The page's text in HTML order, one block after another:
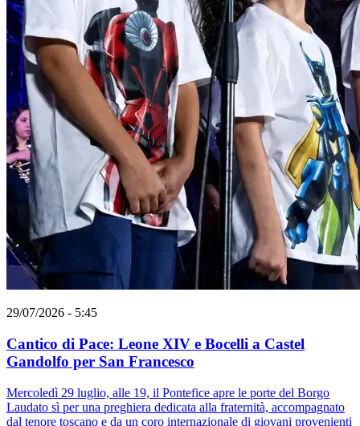
29/07/2026 - 5:45
Cantico di Pace: Leone XIV e Bocelli a Castel
Gandolfo per San Francesco
Mercoledì 29 luglio, alle 19, il Pontefice apre le porte del Borgo
Laudato sì per una preghiera dedicata alla fraternità, accompagnato
dal tenore toscano e da un coro internazionale di giovani provenienti